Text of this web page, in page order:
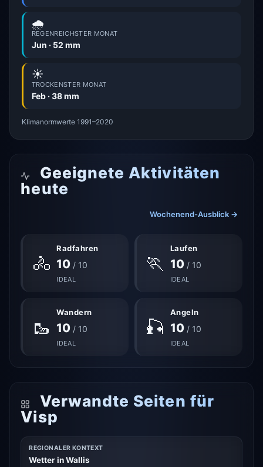
🌧️
REGENREICHSTER MONAT
Jun · 52 mm
☀️
TROCKENSTER MONAT
Feb · 38 mm
Klimanormwerte 1991–2020
Geeignete Aktivitäten
heute
Wochenend-Ausblick →
🚴
Radfahren
10 / 10
IDEAL
🏃
Laufen
10/ 10
IDEAL
🥾
Wandern
10 / 10
IDEAL
🎣
Angeln
10/ 10
IDEAL
Verwandte Seiten für
Visp
REGIONALER KONTEXT
Wetter in Wallis